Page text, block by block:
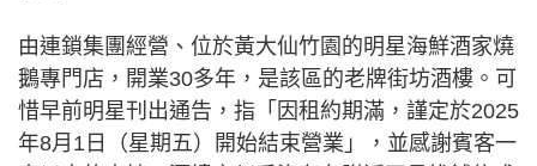
由連鎖集團經營、位於黃大仙竹園的明星海鮮酒家燒
鵝專門店，開業30多年，是該區的老牌街坊酒樓。可
惜早前明星刊出通告，指「因租約期滿，謹定於2025
年8月1日（星期五）開始結束營業」，並感謝賓客一